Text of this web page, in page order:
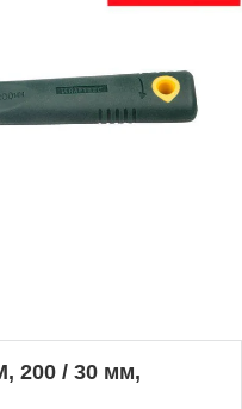
200 / 30 мм,